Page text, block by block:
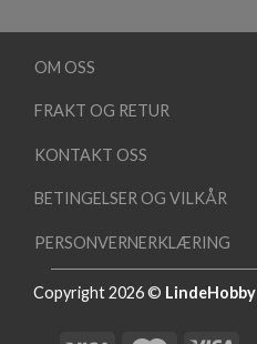
OM OSS
FRAKT OG RETUR
KONTAKT OSS
BETINGELSER OG VILKÅR
PERSONVERNERKLÆRING
Copyright 2026 © LindeHobby